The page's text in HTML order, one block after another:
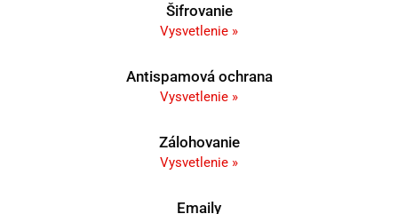
Šifrovanie
Vysvetlenie »
Antispamová ochrana
Vysvetlenie »
Zálohovanie
Vysvetlenie »
Emaily